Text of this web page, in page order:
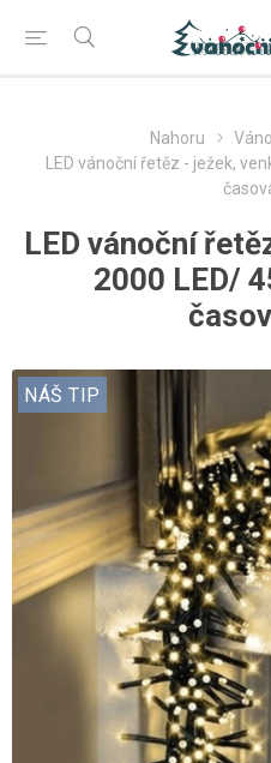
Nahoru
LED vánoční řetěz - ježek,
LED vánoční
2000 LED/
NÁŠ TIP